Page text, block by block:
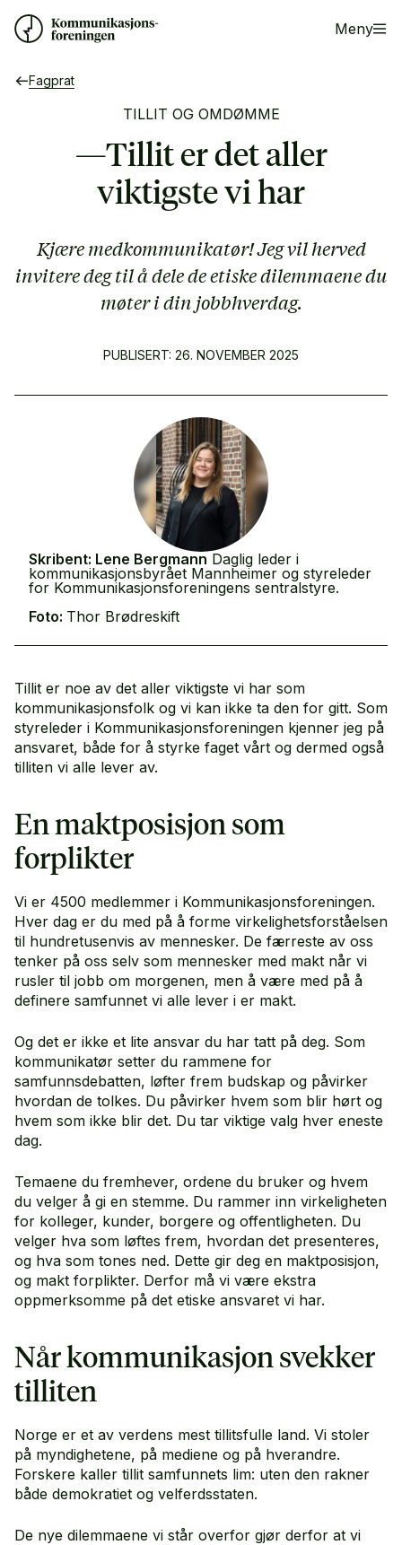
Meny
Fagprat
TILLIT OG OMDØMME
—Tillit er det aller
viktigste vi har
Kjære medkommunikatør! Jeg vil herved
invitere deg til å dele de etiske dilemmaene du
møter i din jobbhverdag.
PUBLISERT: 26. NOVEMBER 2025
Skribent: Lene Bergmann Daglig leder i
kommunikasjonsbyrået Mannheimer og styreleder
for Kommunikasjonsforeningens sentralstyre.
Foto: Thor Brødreskift
Tillit er noe av det aller viktigste vi har som
kommunikasjonsfolk og vi kan ikke ta den for gitt. Som
styreleder i Kommunikasjonsforeningen kjenner jeg på
ansvaret, både for å styrke faget vårt og dermed også
tilliten vi alle lever av.
En maktposisjon som
forplikter
Vi er 4500 medlemmer i Kommunikasjonsforeningen.
Hver dag er du med på å forme virkelighetsforståelsen
til hundretusenvis av mennesker. De færreste av oss
tenker på oss selv som mennesker med makt når vi
rusler til jobb om morgenen, men å være med på å
definere samfunnet vi alle lever i er makt.
Og det er ikke et lite ansvar du har tatt på deg. Som
kommunikatør setter du rammene for
samfunnsdebatten, løfter frem budskap og påvirker
hvordan de tolkes. Du påvirker hvem som blir hørt og
hvem som ikke blir det. Du tar viktige valg hver eneste
dag.
Temaene du fremhever, ordene du bruker og hvem
du velger å gi en stemme. Du rammer inn virkeligheten
for kolleger, kunder, borgere og offentligheten. Du
velger hva som løftes frem, hvordan det presenteres,
og hva som tones ned. Dette gir deg en maktposisjon,
og makt forplikter. Derfor må vi være ekstra
oppmerksomme på det etiske ansvaret vi har.
Når kommunikasjon svekker
tilliten
Norge er et av verdens mest tillitsfulle land. Vi stoler
på myndighetene, på mediene og på hverandre.
Forskere kaller tillit samfunnets lim: uten den rakner
både demokratiet og velferdsstaten.
De nye dilemmaene vi står overfor gjør derfor at vi